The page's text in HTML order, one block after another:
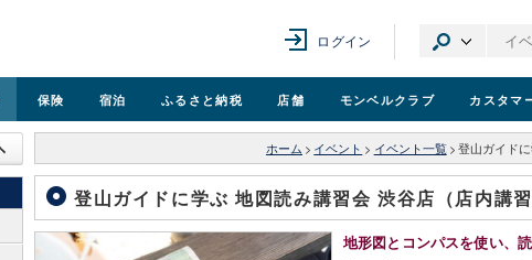
ログイン
保険 宿泊 ふるさと納税 店舗 モンベルクラブ カスタマ
ホーム > イベント > イベント一覧 > 登山ガイド
登山ガイドに学ぶ 地図読み講習会 渋谷店（店内講習
地形図とコンパスを使い、